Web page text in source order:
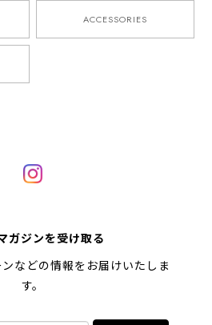
ACCESSORIES
ガジンを受け取る
などの情報をお届けいたしま
す。